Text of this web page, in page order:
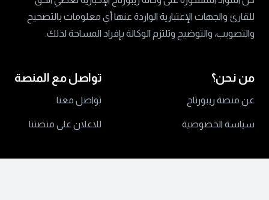
للقارئ والجهات الإعتبارية الواردة عنها أي معلومات بالتصحيح
والتصويب، والتوضيح وتلتزم الوكالة بإفراد المساحة لذلك.
من نحن؟
عن منصة ريبورتاج
سياسة الخصوصية
تواصل مع المنصة
تواصل معنا
للاعلان على منصتنا